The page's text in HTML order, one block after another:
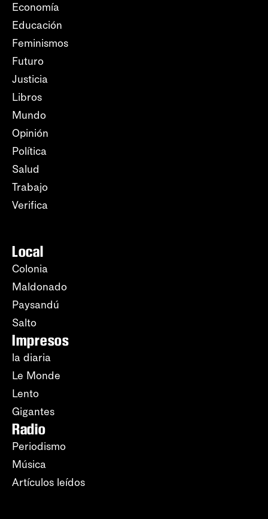
Economía
Educación
Feminismos
Futuro
Justicia
Libros
Mundo
Opinión
Política
Salud
Trabajo
Verifica
Local
Colonia
Maldonado
Paysandú
Salto
Impresos
la diaria
Le Monde
Lento
Gigantes
Radio
Periodismo
Música
Artículos leídos